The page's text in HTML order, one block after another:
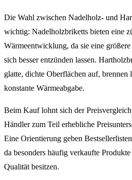
Die Wahl zwischen Nadelholz- und
wichtig: Nadelholzbriketts bieten eine
Wärmeentwicklung, da sie eine
sich besser entzünden lassen.
glatte, dichte Oberflächen auf, brennen
konstante Wärmeabgabe.
Beim Kauf lohnt sich der
Händler zum Teil erhebliche
Eine Orientierung geben
da besonders häufig verkaufte
Qualität besitzen.